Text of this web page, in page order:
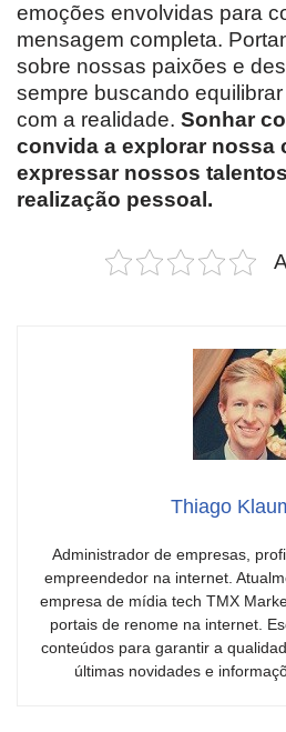
emoções envolvidas para
mensagem completa.
sobre nossas paixões e
sempre buscando
com a realidade. Sonhar
convida a explorar nossa
expressar nossos
realização pessoal.
Thiago
Administrador de empresas,
empreendedor na internet.
empresa de mídia tech TMX
portais de renome na internet.
conteúdos para garantir a
últimas novidades e